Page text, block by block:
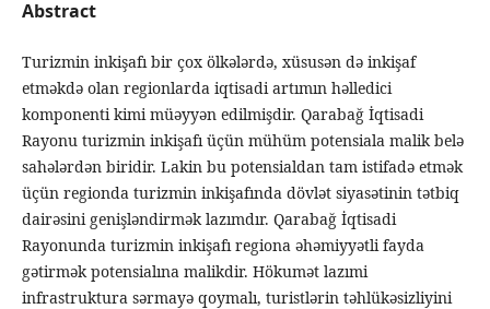
Abstract
Turizmin inkişafı bir çox ölkələrdə, xüsusən də inkişaf
etməkdə olan regionlarda iqtisadi artımın həlledici
komponenti kimi müəyyən edilmişdir. Qarabağ İqtisadi
Rayonu turizmin inkişafı üçün mühüm potensiala malik belə
sahələrdən biridir. Lakin bu potensialdan tam istifadə etmək
üçün regionda turizmin inkişafında dövlət siyasətinin tətbiq
dairəsini genişləndirmək lazımdır. Qarabağ İqtisadi
Rayonunda turizmin inkişafı regiona əhəmiyyətli fayda
gətirmək potensialına malikdir. Hökumət lazımi
infrastruktura sərmayə qoymalı, turistlərin təhlükəsizliyini